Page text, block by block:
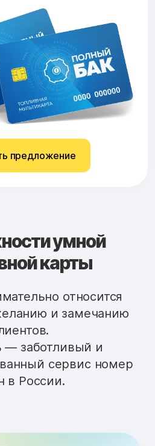
предложение
умной
карты
относится
и замечанию
— заботливый и
сервис номер
в России.